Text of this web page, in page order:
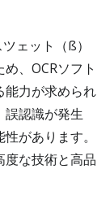
ェット（ß）
、OCRソフト
能力が求められ
誤認識が発生
があります。
度な技術と高品